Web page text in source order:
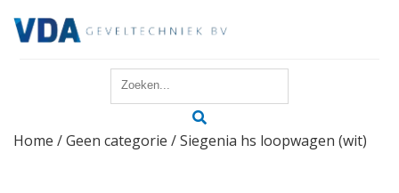
Reparatie
Home /Geen categorie / Siegenia hs loopwagen (wit)